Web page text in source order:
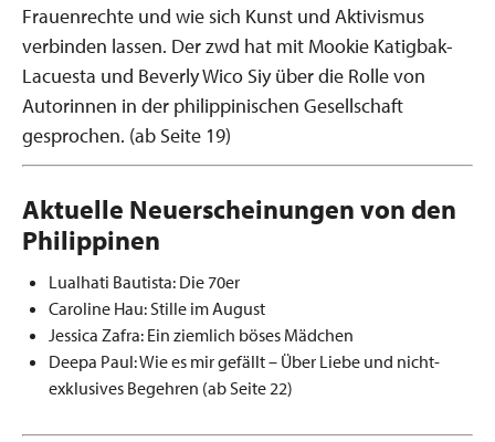
Frauenrechte und wie sich Kunst und Aktivismus
verbinden lassen. Der zwd hat mit Mookie Katigbak-
Lacuesta und Beverly Wico Siy über die Rolle von
Autorinnen in der philippinischen Gesellschaft
gesprochen. (ab Seite 19)
Aktuelle Neuerscheinungen von den
Philippinen
Lualhati Bautista: Die 70er
Caroline Hau: Stille im August
Jessica Zafra: Ein ziemlich böses Mädchen
Deepa Paul: Wie es mir gefällt – Über Liebe und nicht-
exklusives Begehren (ab Seite 22)